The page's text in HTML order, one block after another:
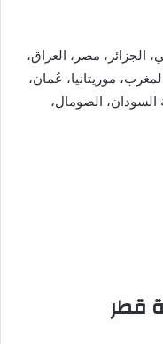
الجزائر، مصر، العراق،
موريتانيا، عُمان،
السودان، الصومال،
قطر